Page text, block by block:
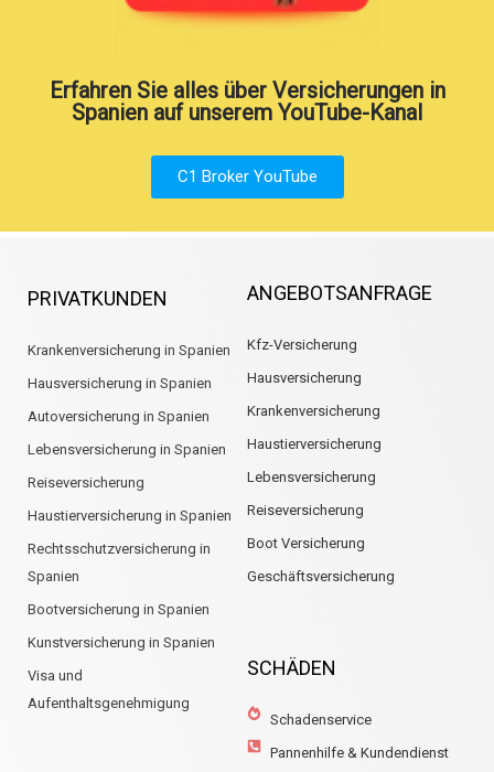
Erfahren Sie alles über Versicherungen in
Spanien auf unserem YouTube-Kanal
C1 Broker YouTube
PRIVATKUNDEN
Krankenversicherung in Spanien
Hausversicherung in Spanien
Autoversicherung in Spanien
Lebensversicherung in Spanien
Reiseversicherung
Haustierversicherung in Spanien
Rechtsschutzversicherung in
Spanien
Bootversicherung in Spanien
Kunstversicherung in Spanien
Visa und
Aufenthaltsgenehmigung
ANGEBOTSANFRAGE
Kfz-Versicherung
Hausversicherung
Krankenversicherung
Haustierversicherung
Lebensversicherung
Reiseversicherung
Boot Versicherung
Geschäftsversicherung
SCHÄDEN
Schadenservice
Pannenhilfe & Kundendienst